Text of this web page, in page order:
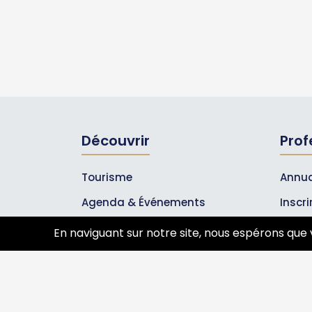
Découvrir
Tourisme
Agenda & Événements
Inscrire un événement
Qui sommes-nous ?
Les
En naviguant sur notre site, nous espérons